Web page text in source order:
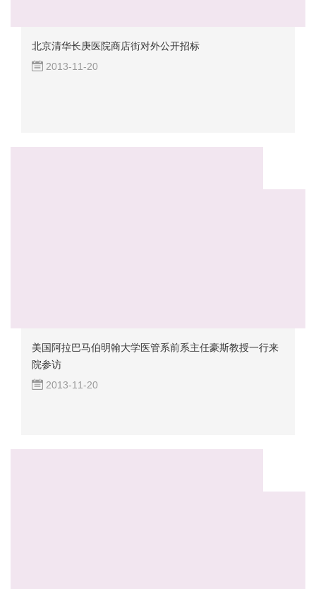
北京清华长庚医院商店街对外公开招标
2013-11-20
美国阿拉巴马伯明翰大学医管系前系主任豪斯教授一行来
院参访
2013-11-20